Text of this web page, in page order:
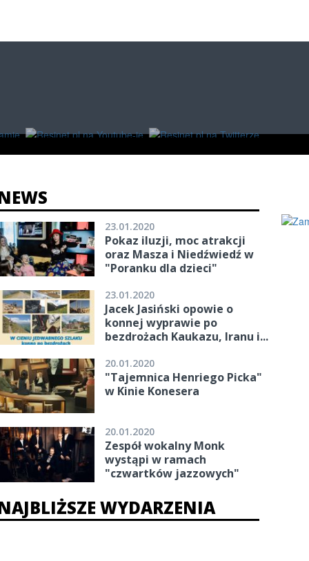
23.01.2020
Pokaz iluzji, moc atrakcji
oraz Masza i Niedźwiedź w
"Poranku dla dzieci"
23.01.2020
Jacek Jasiński opowie o
konnej wyprawie po
bezdrożach Kaukazu, Iranu i...
20.01.2020
"Tajemnica Henriego Picka"
w Kinie Konesera
20.01.2020
Zespół wokalny Monk
wystąpi w ramach
"czwartków jazzowych"
WYDARZENIA